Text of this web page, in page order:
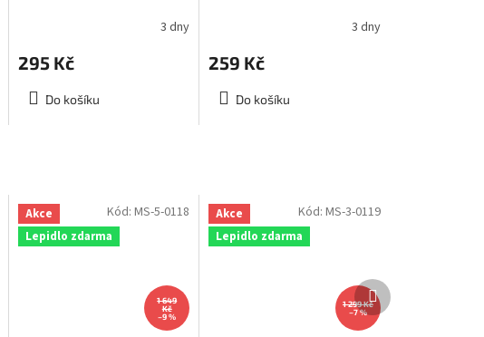
3 dny
295 Kč
Do košíku
3 dny
259 Kč
Do košíku
Akce
Lepidlo zdarma
1 649
Kč
–9 %
Kód:MS-5-0118
Akce
Lepidlo zdarma
1 299 Kč
–7 %
Kód: MS-3-0119
Další
produkt